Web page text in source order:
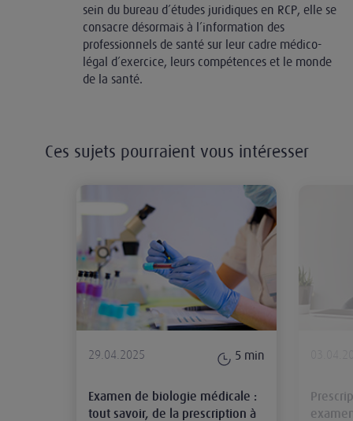
sein du bureau d’études juridiques en RCP, elle se
consacre désormais à l’information des
professionnels de santé sur leur cadre médico-
légal d’exercice, leurs compétences et le monde
de la santé.
Ces sujets pourraient vous intéresser
Examen de biologie médicale :
29.04.2025 5 min
Examen de biologie médicale :
tout savoir, de la prescription à